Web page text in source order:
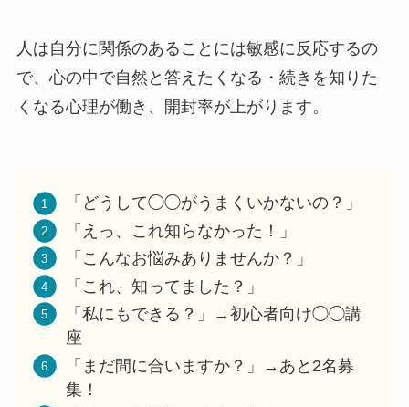
人は自分に関係のあることには敏感に反応するの
で、心の中で自然と答えたくなる・続きを知りた
くなる心理が働き、開封率が上がります。
「どうして◯◯がうまくいかないの？」
「えっ、これ知らなかった！」
「こんなお悩みありませんか？」
「これ、知ってました？」
「私にもできる？」→初心者向け◯◯講
座
「まだ間に合いますか？」→あと2名募
集！